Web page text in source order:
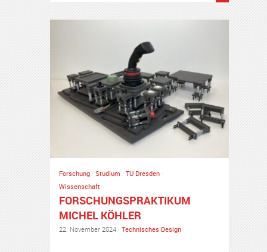
Forschung · Studium · TU Dresden ·
Wissenschaft
FORSCHUNGSPRAKTIKUM
MICHEL KÖHLER
22. November 2024 · Technisches Design